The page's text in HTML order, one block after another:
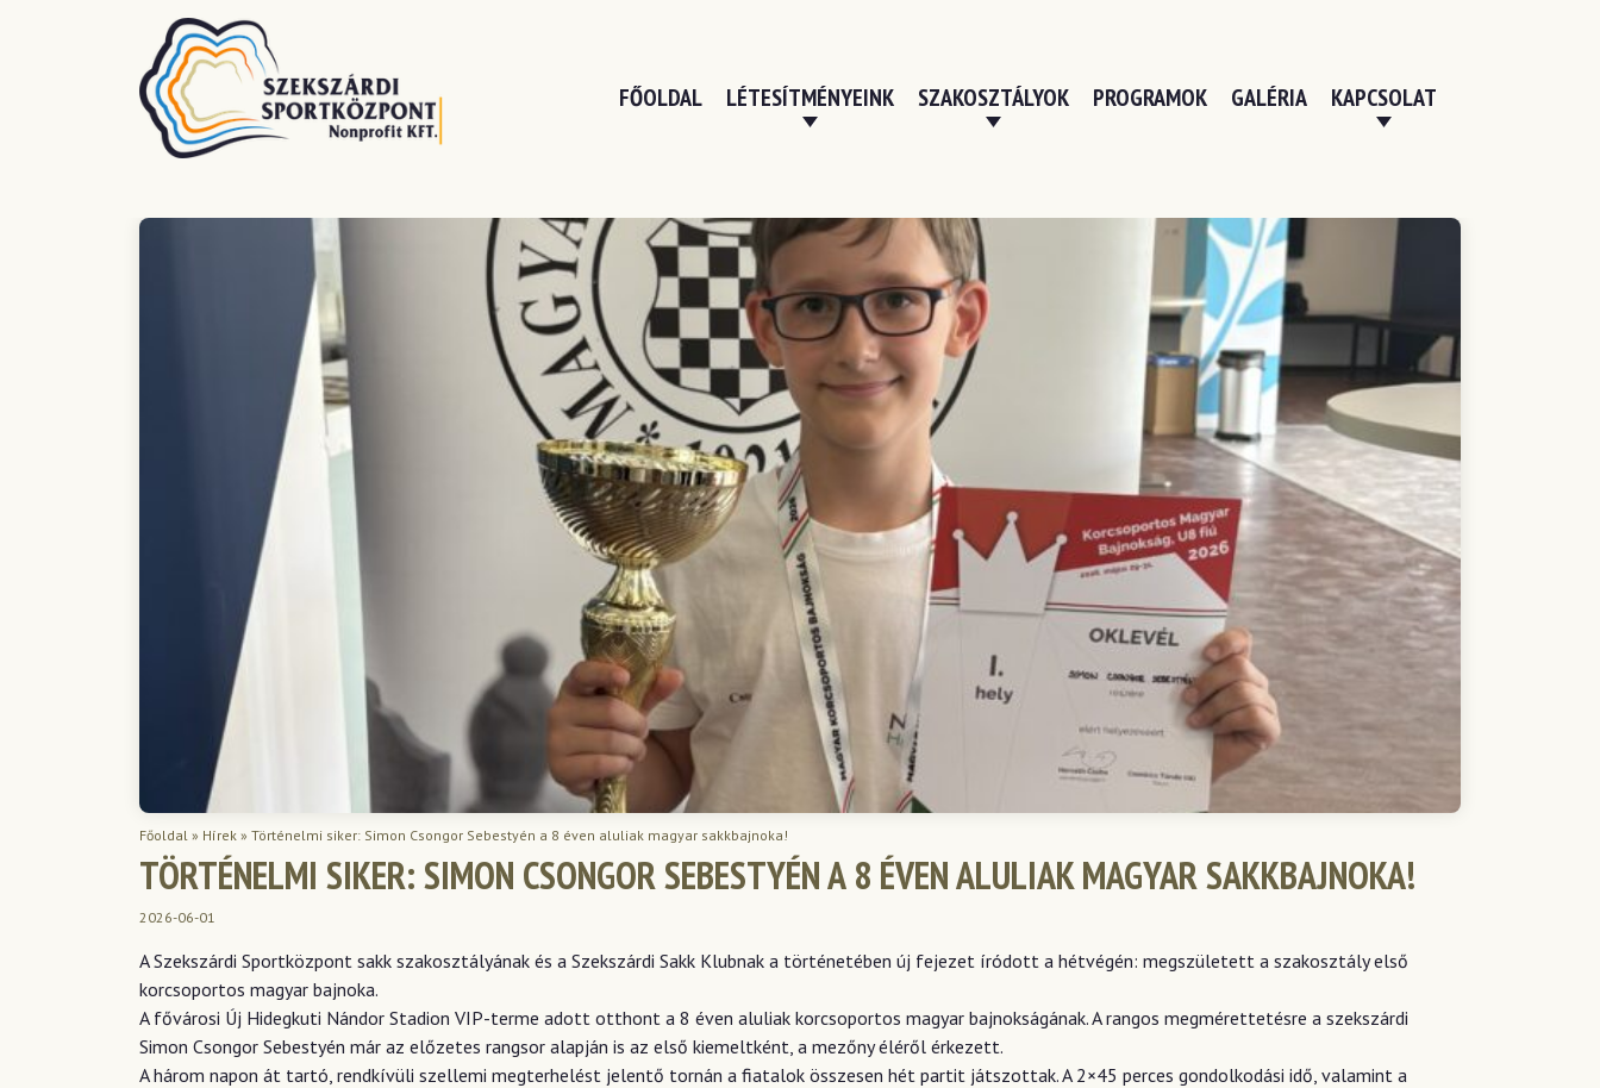
FŐOLDAL LÉTESÍTMÉNYEINK SZAKOSZTÁLYOK PROGRAMOK GALÉRIA KAPCSOLAT
Főoldal » Hírek » Történelmi siker: Simon Csongor Sebestyén a 8 éven aluliak magyar sakkbajnoka!
TÖRTÉNELMI SIKER: SIMON CSONGOR SEBESTYÉN A 8 ÉVEN ALULIAK MAGYAR SAKKBAJNOKA!
2026-06-01
A Szekszárdi Sportközpont sakk szakosztályának és a Szekszárdi Sakk Klubnak a történetében új fejezet íródott a hétvégén: megszületett a szakosztály első
korcsoportos magyar bajnoka.
A fővárosi Új Hidegkuti Nándor Stadion VIP-terme adott otthont a 8 éven aluliak korcsoportos magyar bajnokságának. A rangos megmérettetésre a szekszárdi
Simon Csongor Sebestyén már az előzetes rangsor alapján is az első kiemeltként, a mezőny éléről érkezett.
A három napon át tartó, rendkívüli szellemi megterhelést jelentő tornán a fiatalok összesen hét partit játszottak. A 2×45 perces gondolkodási idő, valamint a